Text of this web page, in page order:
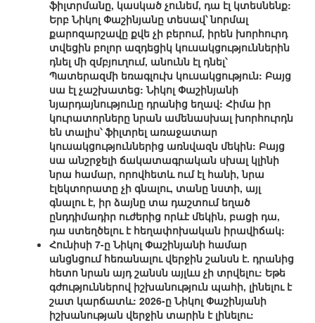
ֆիլտրմանը, կասկած չունեմ, դա էլ կտեսնենք:
Երբ Նիկոլ Փաշինյանը տեսավ՝ նորմալ
քարոզարշավը քվե չի բերում, իրեն խորհուրդ
տվեցին բոլոր ազդեցիկ կուսակցություններին
դնել մի զմբյուղում, անունն էլ դնել՝
Պատերազմի եռագլուխ կուսակցություն: Բայց
սա էլ չաշխատեց: Նիկոլ Փաշինյանի
նյարդայնությունը դրանից եղավ: Հիմա իր
կուրատորները նրան ամենասխալ խորհուրդն
են տալիս՝ ֆիլտրել առաջատար
կուսակցություններից առնվազն մեկին: Բայց
սա անշրջելի ճակատագրական սխալ կլինի
նրա համար, որովհետև ում էլ հանի, նրա
էլեկտորատը չի գնալու, տանը նստի, այլ
գնալու է, իր ձայնը տա դաշտում եղած
ընդդիմադիր ուժերից որևէ մեկին, բացի դա,
դա ստեղծելու է հեղափոխական իրավիճակ:
Հունիսի 7-ը Նիկոլ Փաշինյանի համար
անցնցում հեռանալու վերջին շանսն է. դրանից
հետո նրան այդ շանսն այլևս չի տրվելու: Եթե
գժություններով իշխանություն պահի, լինելու է
շատ կարճատև: 2026-ը Նիկոլ Փաշինյանի
իշխանության վերջին տարին է լինելու: